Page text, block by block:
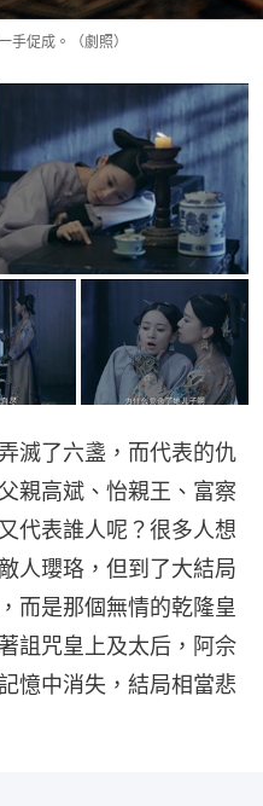
手促成。（劇照）
滅了六盞，而代表的仇
親高斌、怡親王、富察
代表誰人呢？很多人想
人瓔珞，但到了大結局
而是那個無情的乾隆皇
詛咒皇上及太后，阿佘
憶中消失，結局相當悲